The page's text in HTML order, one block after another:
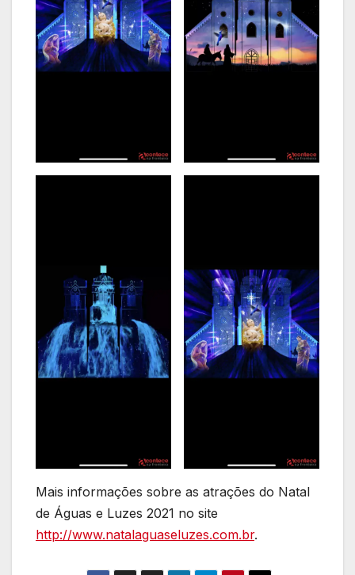
Mais informações sobre as atrações do Natal
de Águas e Luzes 2021 no site
http://www.natalaguaseluzes.com.br.